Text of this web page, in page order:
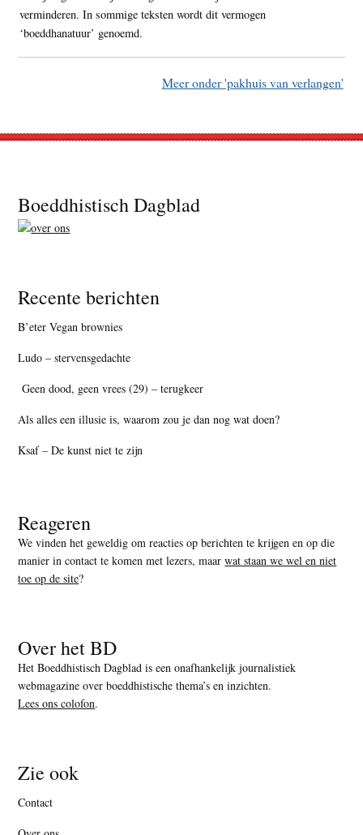
verminderen. In sommige teksten wordt dit vermogen
‘boeddhanatuur’ genoemd.
Meer onder 'pakhuis van verlangen'
Footer
Boeddhistisch Dagblad
Recente berichten
B’eter Vegan brownies
Ludo – stervensgedachte
Geen dood, geen vrees (29) – terugkeer
Als alles een illusie is, waarom zou je dan nog wat doen?
Ksaf – De kunst niet te zijn
Reageren
We vinden het geweldig om reacties op berichten te krijgen en op die
manier in contact te komen met lezers, maarwat staan we wel en niet
toe op de site?
Over het BD
Het Boeddhistisch Dagblad is een onafhankelijk journalistiek
webmagazine over boeddhistische thema’s en inzichten.
Lees ons colofon.
Zie ook
Contact